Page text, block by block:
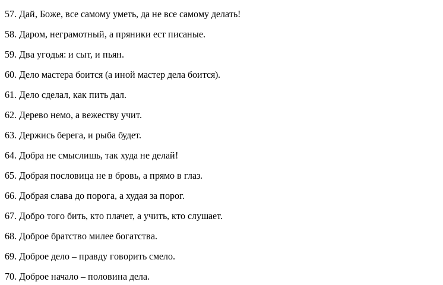
57. Дай, Боже, все самому уметь, да не все самому делать!
58. Даром, неграмотный, а пряники ест писаные.
59. Два угодья: и сыт, и пьян.
60. Дело мастера боится (а иной мастер дела боится).
61. Дело сделал, как пить дал.
62. Дерево немо, а вежеству учит.
63. Держись берега, и рыба будет.
64. Добра не смыслишь, так худа не делай!
65. Добрая пословица не в бровь, а прямо в глаз.
66. Добрая слава до порога, а худая за порог.
67. Добро того бить, кто плачет, а учить, кто слушает.
68. Доброе братство милее богатства.
69. Доброе дело – правду говорить смело.
70. Доброе начало – половина дела.